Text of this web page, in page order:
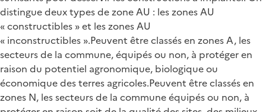
distingue deux types de zone AU : les zones AU
« constructibles » et les zones AU
« inconstructibles ».Peuvent être classés en zones A, les
secteurs de la commune, équipés ou non, à protéger en
raison du potentiel agronomique, biologique ou
économique des terres agricoles.Peuvent être classés en
zones N, les secteurs de la commune équipés ou non, à